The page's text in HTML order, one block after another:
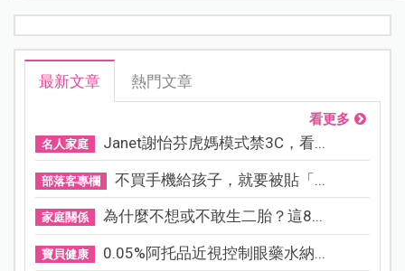
最新文章 熱門文章
看更多
名人家庭 Janet謝怡芬虎媽模式禁3C，看...
部落客專欄 不買手機給孩子，就要被貼「...
家庭關係 為什麼不想或不敢生二胎？這8...
寶貝健康 0.05%阿托品近視控制眼藥水納...